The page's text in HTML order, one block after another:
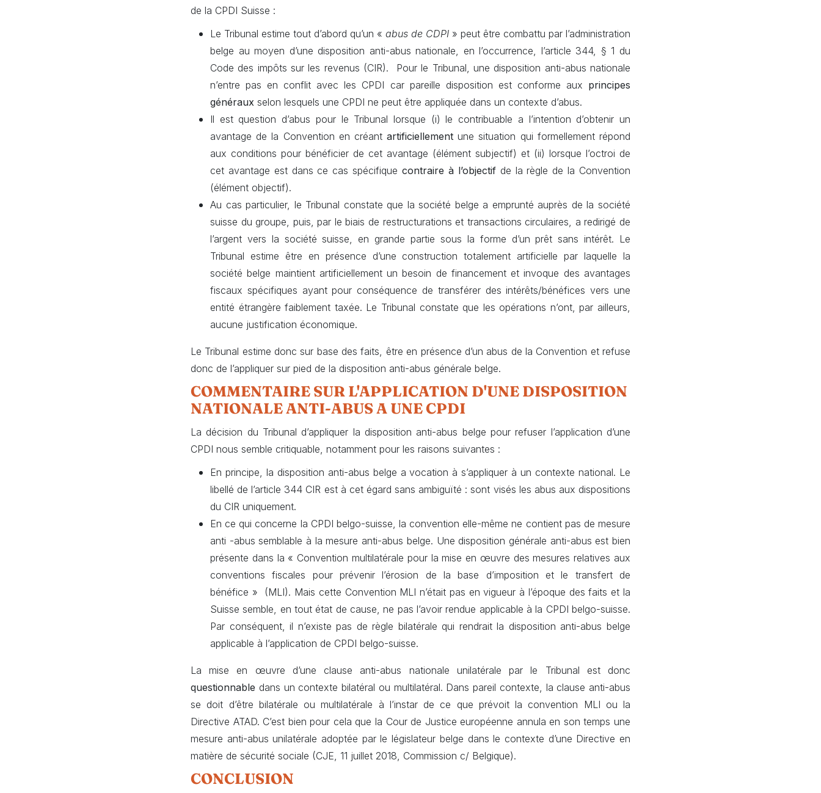
de la CPDI Suisse :
Le Tribunal estime tout d’abord qu’un « abus de CDPI » peut être combattu par l’administration
belge au moyen d’une disposition anti-abus nationale, en l’occurrence, l’article 344, § 1 du
Code des impôts sur les revenus (CIR). Pour le Tribunal, une disposition anti-abus nationale
n’entre pas en conflit avec les CPDI car pareille disposition est conforme aux principes
généraux selon lesquels une CPDI ne peut être appliquée dans un contexte d’abus.
Il est question d’abus pour le Tribunal lorsque (i) le contribuable a l’intention d’obtenir un
avantage de la Convention en créantartificiellement une situation qui formellement répond
aux conditions pour bénéficier de cet avantage (élément subjectif) et (ii) lorsque l’octroi de
cet avantage est dans ce cas spécifiquecontraire à l’objectifde la règle de la Convention
(élément objectif).
Au cas particulier, le Tribunal constate que la société belge a emprunté auprès de la société
suisse du groupe, puis, par le biais de restructurations et transactions circulaires, a redirigé de
l’argent vers la société suisse, en grande partie sous la forme d’un prêt sans intérêt. Le
Tribunal estime être en présence d’une construction totalement artificielle par laquelle la
société belge maintient artificiellement un besoin de financement et invoque des avantages
fiscaux spécifiques ayant pour conséquence de transférer des intérêts/bénéfices vers une
entité étrangère faiblement taxée. Le Tribunal constate que les opérations n’ont, par ailleurs,
aucune justification économique.
Le Tribunal estime donc sur base des faits, être en présence d’un abus de la Convention et refuse
donc de l’appliquer sur pied de la disposition anti-abus générale belge.
COMMENTAIRE SUR L'APPLICATION D'UNE DISPOSITION
NATIONALE ANTI-ABUS A UNE CPDI
La décision du Tribunal d’appliquer la disposition anti-abus belge pour refuser l’application d’une
CPDI nous semble critiquable, notamment pour les raisons suivantes :
En principe, la disposition anti-abus belge a vocation à s’appliquer à un contexte national. Le
libellé de l’article 344 CIR est à cet égard sans ambiguïté : sont visés les abus aux dispositions
du CIR uniquement.
En ce qui concerne la CPDI belgo-suisse, la convention elle-même ne contient pas de mesure
anti -abus semblable à la mesure anti-abus belge. Une disposition générale anti-abus est bien
présente dans la « Convention multilatérale pour la mise en œuvre des mesures relatives aux
conventions fiscales pour prévenir l’érosion de la base d’imposition et le transfert de
bénéfice » (MLI). Mais cette Convention MLI n’était pas en vigueur à l’époque des faits et la
Suisse semble, en tout état de cause, ne pas l’avoir rendue applicable à la CPDI belgo-suisse.
Par conséquent, il n’existe pas de règle bilatérale qui rendrait la disposition anti-abus belge
applicable à l’application de CPDI belgo-suisse.
La mise en œuvre d’une clause anti-abus nationale unilatérale par le Tribunal est donc
questionnable dans un contexte bilatéral ou multilatéral. Dans pareil contexte, la clause anti-abus
se doit d’être bilatérale ou multilatérale à l’instar de ce que prévoit la convention MLI ou la
Directive ATAD. C’est bien pour cela que la Cour de Justice européenne annula en son temps une
mesure anti-abus unilatérale adoptée par le législateur belge dans le contexte d’une Directive en
matière de sécurité sociale (CJE, 11 juillet 2018, Commission c/ Belgique).
CONCLUSION